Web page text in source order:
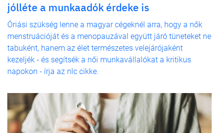
jólléte a munkaadók érdeke is
Óriási szükség lenne a magyar cégeknél arra, hogy a nők
menstruációját és a menopauzával együtt járó tüneteket ne
tabuként, hanem az élet természetes velejárójaként
kezeljék - és segítsék a női munkavállalókat a kritikus
napokon - írja az nlc cikke.